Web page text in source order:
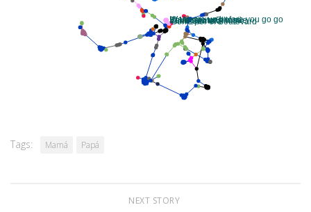
Tags: Mamá Papá
NEXT STORY